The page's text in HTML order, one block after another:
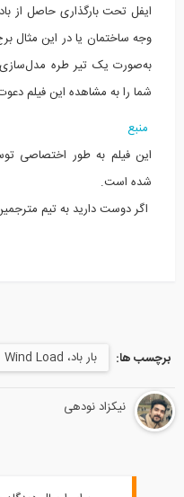
09:41
08:14
07:22
ساخت
ایفل تحت بارگذاری حاصل از باد
وجه ساختمان یا در این مثال
به‌صورت یک تیر طره
شما را به مشاهده این فیلم
منبع
این فیلم به طور اختصاصی
شده است.
اگر دوست دارید به تیم مترجمین ۸۰۸ بپیوندید،
برچسب ها: بار باد، Wind Load
نیکزاد نودهی